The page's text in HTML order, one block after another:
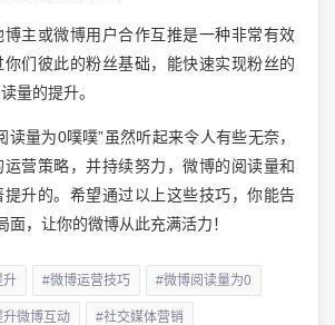
博主或微博用户合作互推是一种非常有效
你们彼此的粉丝基础，能快速实现粉丝的
量的提升。
读量为0噗噗”虽然听起来令人有些无奈，
营策略，并持续努力，微博的阅读量和
提升的。希望通过以上这些技巧，你能告
面，让你的微博从此充满活力！
升 #微博运营技巧 #微博阅读量为0
升微博互动 #社交媒体营销